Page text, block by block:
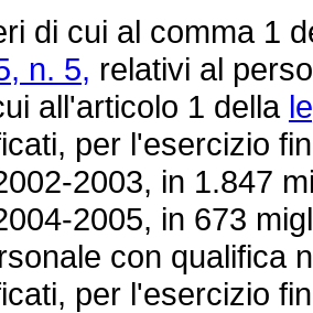
di cui al comma 1
n. 5, relativi al
all'articolo 1 della
per l'esercizio
2003, in 1.847
2005, in 673
con qualifica
per l'esercizio